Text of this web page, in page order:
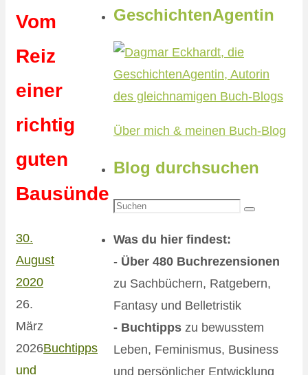
Vom
Reiz
einer
richtig
guten
Bausünde
30.
August
2020
26.
März
2026Buchtipps
und
GeschichtenAgentin
Über mich & meinen Buch-Blog
Blog durchsuchen
Suchen
Suchen
Was du hier findest:
- Über 480 Buchrezensionen
zu Sachbüchern, Ratgebern,
Fantasy und Belletristik
- Buchtipps zu bewusstem
Leben, Feminismus, Business
und persönlicher Entwicklung